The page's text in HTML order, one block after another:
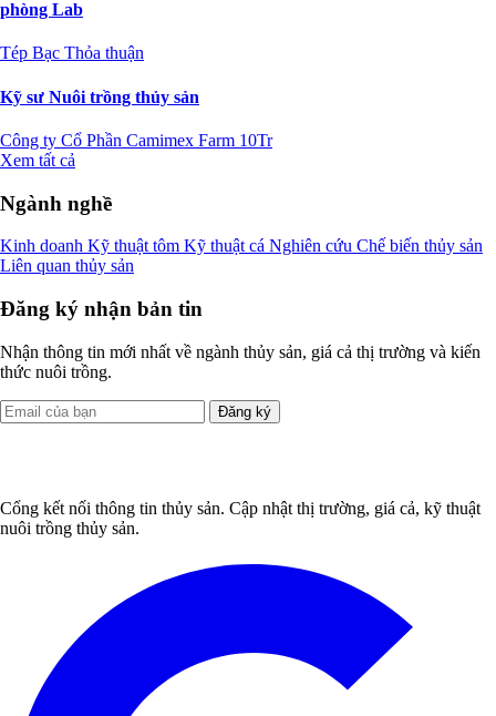
phòng Lab
Tép Bạc Thỏa thuận
Kỹ sư Nuôi trồng thủy sản
Công ty Cổ Phần Camimex Farm 10Tr
Xem tất cả
Ngành nghề
Kinh doanh Kỹ thuật tôm Kỹ thuật cá Nghiên cứu Chế biến thủy sản
Liên quan thủy sản
Đăng ký nhận bản tin
Nhận thông tin mới nhất về ngành thủy sản, giá cả thị trường và kiến
thức nuôi trồng.
Đăng ký
Cổng kết nối thông tin thủy sản. Cập nhật thị trường, giá cả, kỹ thuật
nuôi trồng thủy sản.